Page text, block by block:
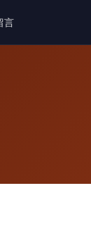
言